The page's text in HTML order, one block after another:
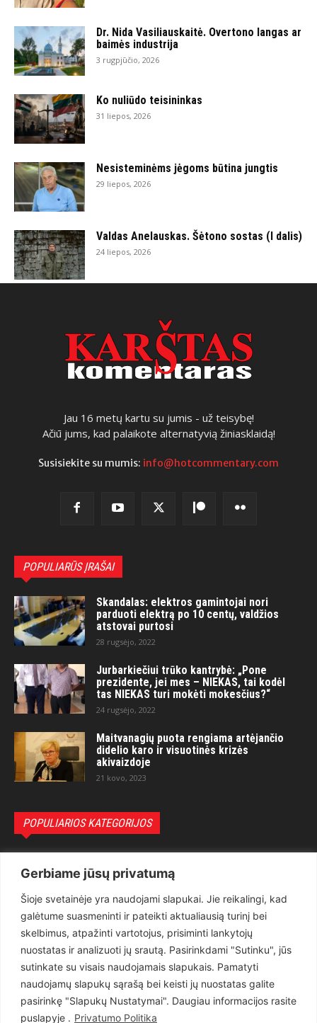
Gerbiame jūsų privatumą
Šioje svetainėje yra naudojami slapukai. Jie reikalingi, kad
galėtume suasmeninti ir pateikti aktualiausią turinį bei
skelbimus, atpažinti vartotojus, prisiminti lankytojų
nuostatas ir analizuoti jų srautą. Pasirinkdami "Sutinku", jūs
sutinkate su visais naudojamais slapukais. Pamatyti
naudojamų slapukų sąrašą bei keisti jų nuostatas galite
pasirinkę "Slapukų Nustatymai". Daugiau informacijos rasite
puslapyje . Privatumo Politika
Dr. Nida Vasiliauskaitė. Overtono langas ar
baimės industrija
3 rugpjūčio, 2026
Ko nuliūdo teisininkas
31 liepos, 2026
Nesisteminėms jėgoms būtina jungtis
29 liepos, 2026
Valdas Anelauskas. Šėtono sostas (I dalis)
24 liepos, 2026
Jau 16 metų kartu su jumis - už teisybę!
Ačiū jums, kad palaikote alternatyvią žiniasklaidą!
Susisiekite su mumis: info@hotcommentary.com
POPULIARŪS ĮRAŠAI
Skandalas: elektros gamintojai nori
parduoti elektrą po 10 centų, valdžios
atstovai purtosi
28 rugsėjo, 2022
Jurbarkiečiui trūko kantrybė: „Pone
prezidente, jei mes – NIEKAS, tai kodėl
tas NIEKAS turi mokėti mokesčius?“
24 rugsėjo, 2022
Maitvanagių puota rengiama artėjančio
didelio karo ir visuotinės krizės
akivaizdoje
21 kovo, 2023
POPULIARIOS KATEGORIJOS
Teisėsauga
1497
Aktualu
Lietuva
619
Pasaulis
Статьи на русском
Articles in english